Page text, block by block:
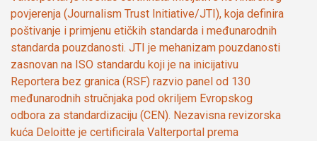
povjerenja (Journalism Trust Initiative/JTI), koja definira
poštivanje i primjenu etičkih standarda i međunarodnih
standarda pouzdanosti. JTI je mehanizam pouzdanosti
zasnovan na ISO standardu koji je na inicijativu
Reportera bez granica (RSF) razvio panel od 130
međunarodnih stručnjaka pod okriljem Evropskog
odbora za standardizaciju (CEN). Nezavisna revizorska
kuća Deloitte je certificirala Valterportal prema